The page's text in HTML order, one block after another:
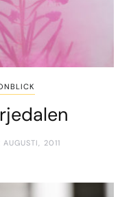
AUGUSTI, 2011